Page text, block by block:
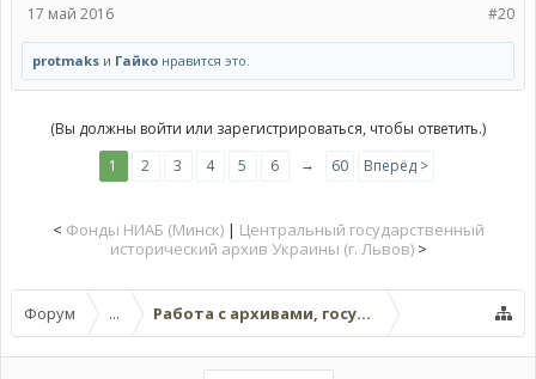
#20
17 май 2016
protmaks и Гайко нравится это.
(Вы должны войти или зарегистрироваться, чтобы ответить.)
1
2 3 4 5 6 → 60 Вперёд >
< Фонды НИАБ (Минск)| Центральный государственный
исторический архив Украины (г. Львов)>
Форум ... Работа с архивами, госучреждениями,